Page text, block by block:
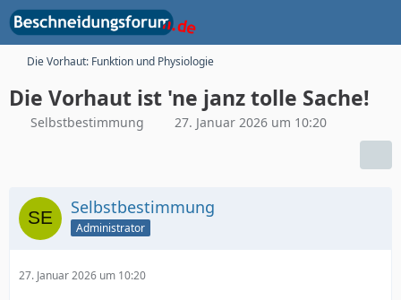
Die Vorhaut: Funktion und Physiologie
Die Vorhaut ist 'ne janz tolle Sache!
Selbstbestimmung 27. Januar 2026 um 10:20
Selbstbestimmung
Administrator
27. Januar 2026 um 10:20